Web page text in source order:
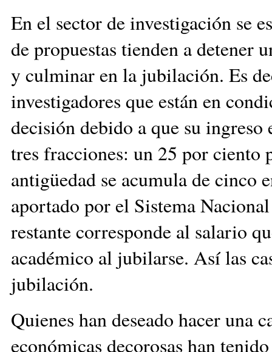
En el sector de investigación se
de propuestas tienden a detener
y culminar en la jubilación. Es
investigadores que están en
decisión debido a que su
tres fracciones: un 25 por ciento
antigüedad se acumula de cinco
aportado por el Sistema
restante corresponde al salario
académico al jubilarse. Así las
jubilación.
Quienes han deseado hacer una
económicas decorosas han